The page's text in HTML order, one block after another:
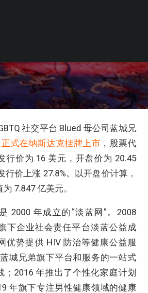
社交平台 Blued 母公司蓝城兄
正式在纳斯达克挂牌上市 ，股票代
行价为 16 美元，开盘价为 20.45
行价上涨 27.8%。以开盘价计算，
7.847 亿美元。
2000 年成立的“淡蓝网”。2008
下企业社会责任平台淡蓝公益成
优势提供 HIV 防治等健康公益服
城兄弟旗下平台和服务的一站式
；2016 年推出了个性化家庭计划
年旗下专注男性健康领域的健康